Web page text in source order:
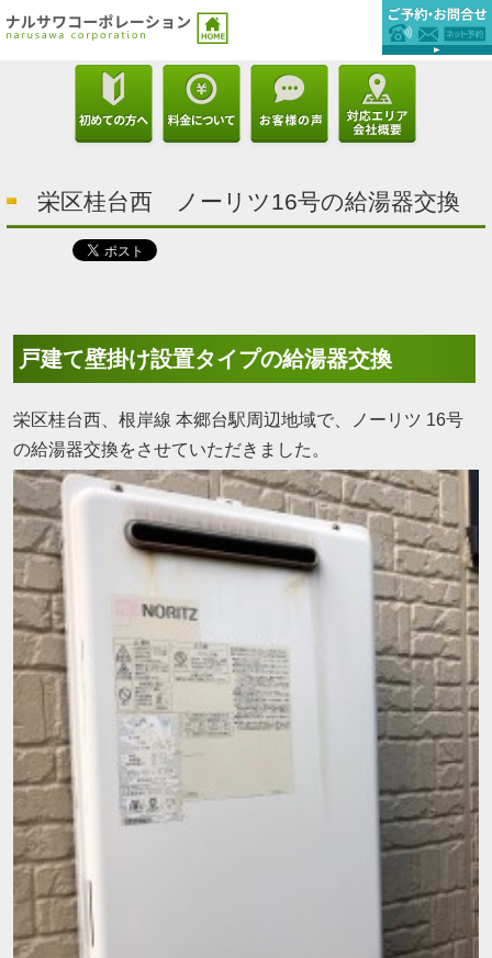
栄区桂台西 ノーリツ16号の給湯器交換
戸建て壁掛け設置タイプの給湯器交換
栄区桂台西、根岸線 本郷台駅周辺地域で、ノーリツ 16号
の給湯器交換をさせていただきました。